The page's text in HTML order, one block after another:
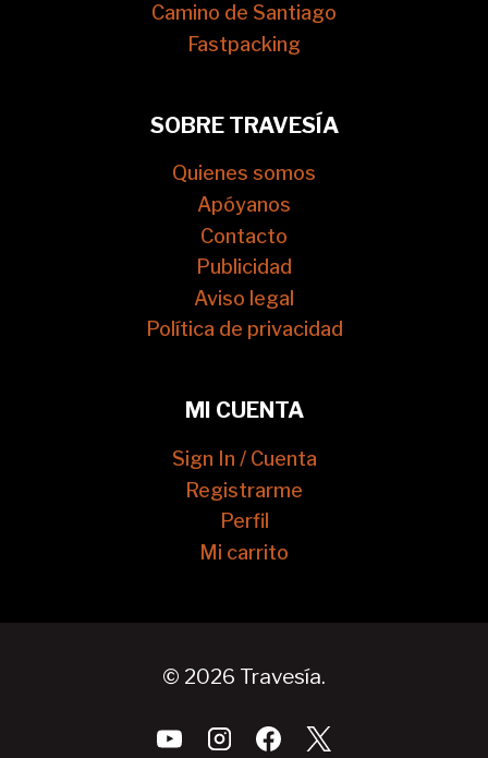
Camino de Santiago
Fastpacking
SOBRE TRAVESÍA
Quienes somos
Apóyanos
Contacto
Publicidad
Aviso legal
Política de privacidad
MI CUENTA
Sign In / Cuenta
Registrarme
Perfil
Mi carrito
© 2026 Travesía.